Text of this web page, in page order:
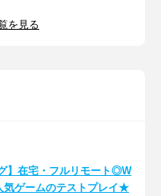
を見る
】在宅・フルリモート◎W
気ゲームのテストプレイ★